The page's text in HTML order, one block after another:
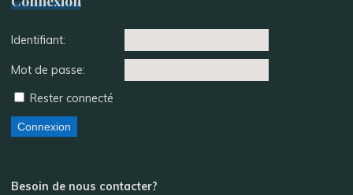
Identifiant:
Mot de passe:
Rester connecté
Connexion
Besoin de nous contacter?